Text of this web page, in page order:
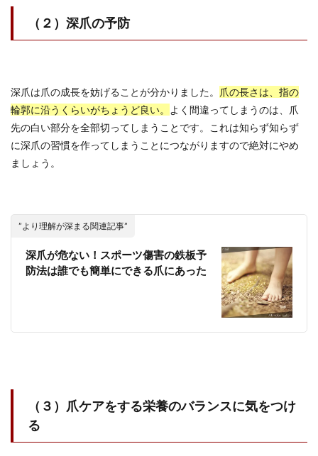
（２）深爪の予防
深爪は爪の成長を妨げることが分かりました。
爪の長さは、指の
輪郭に沿うくらいがちょうど良い。
よく間違ってしまうのは、爪
先の白い部分を全部切ってしまうことです。これは知らず知らず
に深爪の習慣を作ってしまうことにつながりますので絶対にやめ
ましょう。
”より理解が深まる関連記事”
深爪が危ない！スポーツ傷害の鉄板予
防法は誰でも簡単にできる爪にあった
（３）爪ケアをする栄養のバランスに気をつけ
る